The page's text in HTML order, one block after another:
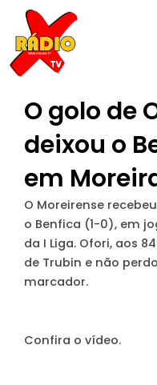
content
O golo de
deixou o
em
O Moreirense
o Benfica (1-0), em
da I Liga. Ofori, aos
de Trubin e não
marcador.
Confira o vídeo.